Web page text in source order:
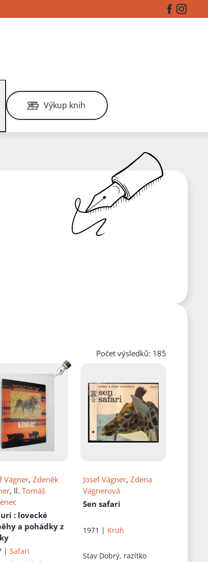
Facebook
Výkup knih
Počet výsledků: 185
Vágner, Zdeněk
, Il. Tomáš
: lovecké
a pohádky z
| Safari
Josef Vágner,Zdena
Vágnerová
Sen safari
1971 | Kruh
Stav Dobrý, razítko